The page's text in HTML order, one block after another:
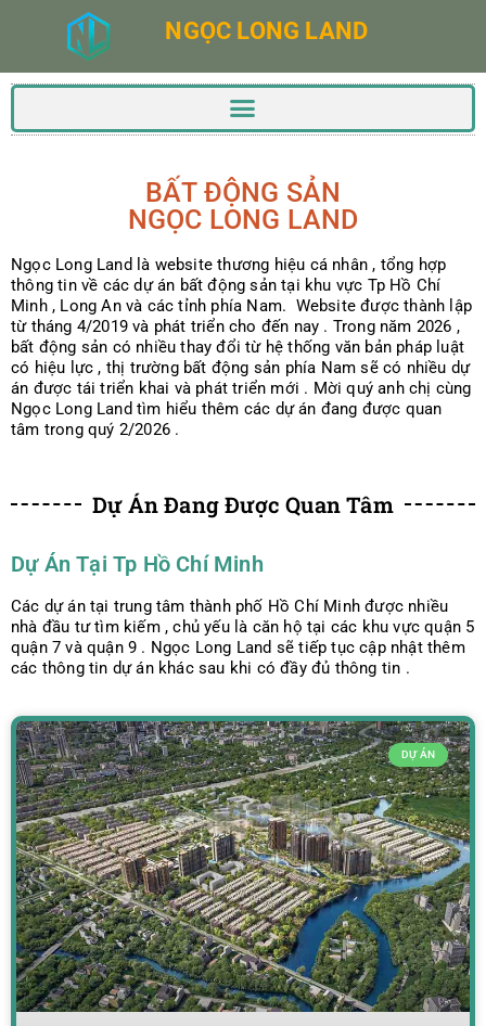
NGỌC LONG LAND
BẤT ĐỘNG SẢN
NGỌC LONG LAND
Ngọc Long Land là website thương hiệu cá nhân , tổng hợp
thông tin về các dự án bất động sản tại khu vực Tp Hồ Chí
Minh , Long An và các tỉnh phía Nam. Website được thành lập
từ tháng 4/2019 và phát triển cho đến nay . Trong năm 2026 ,
bất động sản có nhiều thay đổi từ hệ thống văn bản pháp luật
có hiệu lực , thị trường bất động sản phía Nam sẽ có nhiều dự
án được tái triển khai và phát triển mới . Mời quý anh chị cùng
Ngọc Long Land tìm hiểu thêm các dự án đang được quan
tâm trong quý 2/2026 .
Dự Án Đang Được Quan Tâm
Dự Án Tại Tp Hồ Chí Minh
Các dự án tại trung tâm thành phố Hồ Chí Minh được nhiều
nhà đầu tư tìm kiếm , chủ yếu là căn hộ tại các khu vực quận 5
quận 7 và quận 9 . Ngọc Long Land sẽ tiếp tục cập nhật thêm
các thông tin dự án khác sau khi có đầy đủ thông tin .
DỰ ÁN